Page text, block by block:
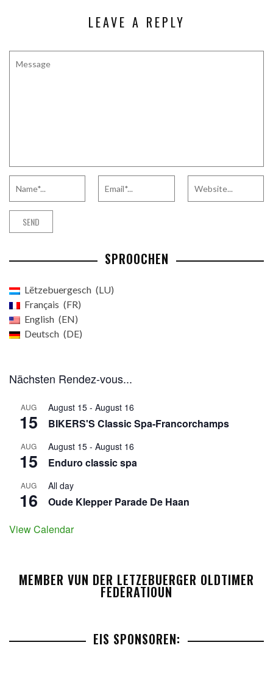
LEAVE A REPLY
SPROOCHEN
Lëtzebuergesch
LU
Français
FR
English
EN
Deutsch
DE
Nächsten Rendez-vous...
AUG
15
August 15 - August 16
BIKERS'S Classic Spa-Francorchamps
AUG
15
August 15 - August 16
Enduro classic spa
AUG
16
All day
Oude Klepper Parade De Haan
View Calendar
MEMBER VUN DER LETZEBUERGER OLDTIMER
FEDERATIOUN
EIS SPONSOREN: